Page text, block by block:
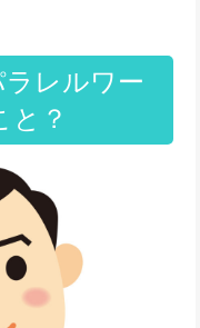
ラレルワー
と？